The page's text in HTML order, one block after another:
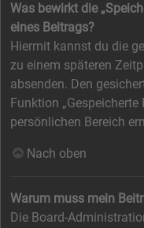
Was bewirkt die
eines Beitrags?
Hiermit kannst du die
zu einem späteren
absenden. Den
Funktion
persönlichen Bereich
Nach oben
Warum muss mein
Die Board-